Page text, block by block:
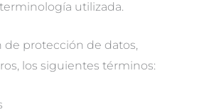
utilizada.
de protección de datos,
los siguientes términos: